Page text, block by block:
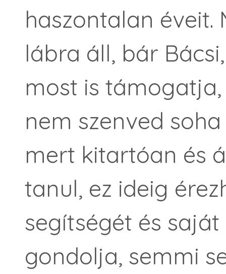
haszontalan éveit.
lábra áll, bár
most is
nem szenved
mert kitartóan és
tanul, ez ideig
segítségét és
gondolja, semmi